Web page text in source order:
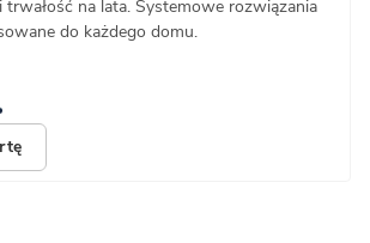
trwałość na lata. Systemowe rozwiązania
do każdego domu.